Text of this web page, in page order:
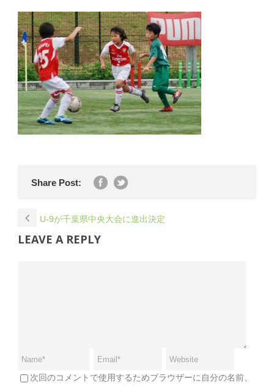
Share Post:
U-9が千葉県中央大会に進出決定
LEAVE A REPLY
次回のコメントで使用するためブラウザーに自分の名前、